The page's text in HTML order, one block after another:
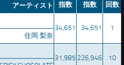
指数
指数
回数
アーティスト
34,651
34,651
1
住岡 梨奈
31,985 226,946
10